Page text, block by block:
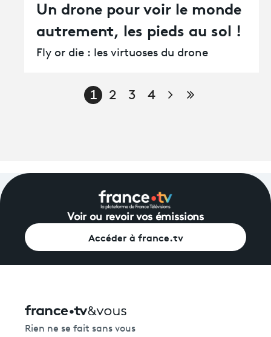
Un drone pour voir le monde
autrement, les pieds au sol !
Fly or die : les virtuoses du drone
1 2 3 4 Page suivante
Dernière
Voir ou revoir vos émissions
Accéder à france.tv
Rien ne se fait sans vous